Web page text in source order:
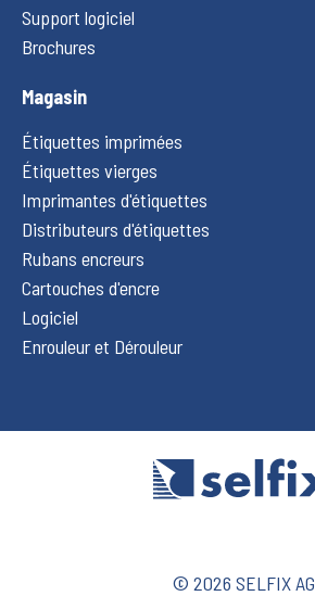
Support logiciel
Brochures
Magasin
Étiquettes imprimées
Étiquettes vierges
Imprimantes d'étiquettes
Distributeurs d'étiquettes
Rubans encreurs
Cartouches d'encre
Logiciel
Enrouleur et Dérouleur
© 2026 SELFIX AG